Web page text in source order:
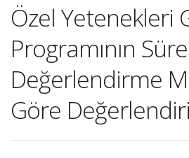
Özel Yetenekleri
Programının
Değerlendirme
Göre